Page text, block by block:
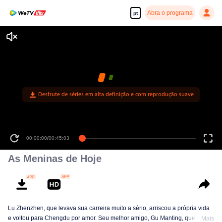
pt Abra o programa
Desfrute de séries em alta definição e com reprodução suave
00:00:00/00:45:03
As Meninas de Hoje
Lu Zhenzhen, que levava sua carreira muito a sério, arriscou a própria vida
e voltou para Chengdu por amor. Seu melhor amigo, Gu Manting, que seMais